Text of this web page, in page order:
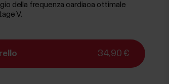
della frequenza cardiaca ottimale
V.
34,90 €